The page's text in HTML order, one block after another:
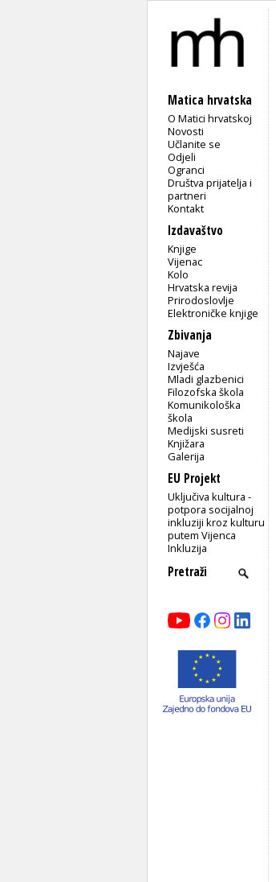
Matica hrvatska
O Matici hrvatskoj
Novosti
Učlanite se
Odjeli
Ogranci
Društva prijatelja i
partneri
Kontakt
Izdavaštvo
Knjige
Vijenac
Kolo
Hrvatska revija
Prirodoslovlje
Elektroničke knjige
Zbivanja
Najave
Izvješća
Mladi glazbenici
Filozofska škola
Komunikološka
škola
Medijski susreti
Knjižara
Galerija
EU Projekt
Uključiva kultura -
potpora socijalnoj
inkluziji kroz kulturu
putem Vijenca
Inkluzija